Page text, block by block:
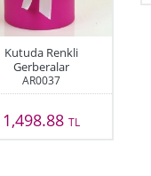
Kutuda Renkli
Gerberalar
AR0037
1,498.88 TL